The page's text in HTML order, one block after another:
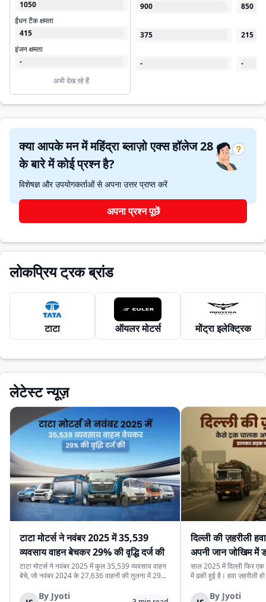
1050
ईंधन टैंक क्षमता
415
इंजन क्षमता
-
अभी देख रहे हैं
900
375
-
850
215
-
क्या आपके मन में महिंद्रा ब्लाज़ो एक्स हॉलेज 28
के बारे में कोई प्रश्न है?
विशेषज्ञ और उपयोगकर्ताओं से अपना उत्तर प्राप्त करें
अपना प्रश्न पूछें
लोकप्रिय ट्रक ब्रांड
टाटा ऑयलर मोटर्स मोंट्रा इलेक्ट्रिक
लेटेस्ट न्यूज़
टाटा मोटर्स ने नवंबर 2025 में 35,539
व्यवसाय वाहन बेचकर 29% की वृद्धि दर्ज की
टाटा मोटर्स ने नवंबर 2025 में कुल 35,539 व्यवसाय वाहन
बेचे, जो नवंबर 2024 के 27,636 वाहनों की तुलना में 29%
कंपनी की विविध व्यवसाय वाहन श्रृंखला को दर्शाती है। घरेलू
By Jyoti
दिल्ली की ज़हरीली
अपनी जान जोखिम
कर रहे हैं
साल 2025 में दिल्ली फिर
में ढकी हुई है। हवा ज़हरीली
रोज़ाना सड़क पर उतरते हैं।
By Jyoti